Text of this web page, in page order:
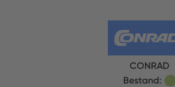
CONRAD
Bestand: